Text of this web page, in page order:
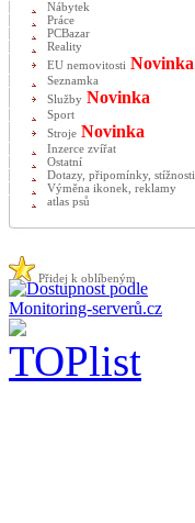
Nábytek
Práce
PCBazar
Reality
EU nemovitosti Novinka
Seznamka
Služby Novinka
Sport
Stroje Novinka
Inzerce zvířat
Ostatní
Dotazy, připomínky, stížnosti
Výměna ikonek, reklamy
atlas psů
Přidej k oblíbeným